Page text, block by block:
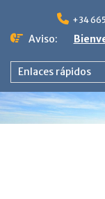
contenido
+34
Aviso:
Enlaces rápidos